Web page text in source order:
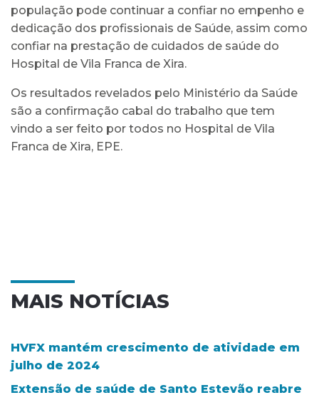
população pode continuar a confiar no empenho e
dedicação dos profissionais de Saúde, assim como
confiar na prestação de cuidados de saúde do
Hospital de Vila Franca de Xira.
Os resultados revelados pelo Ministério da Saúde
são a confirmação cabal do trabalho que tem
vindo a ser feito por todos no Hospital de Vila
Franca de Xira, EPE.
MAIS NOTÍCIAS
HVFX mantém crescimento de atividade em
julho de 2024
Extensão de saúde de Santo Estevão reabre